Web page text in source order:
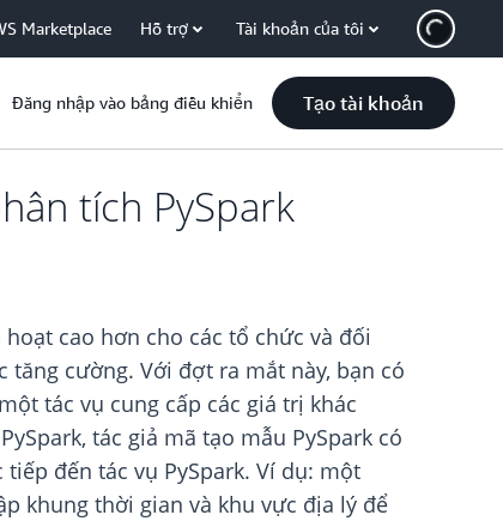
Marketplace Hỗ trợ Tài khoản của tôi
Đăng nhập vào bảng điều khiển Tạo tài khoản
tích PySpark
cao hơn cho các tổ chức và đối
cường. Với đợt ra mắt này, bạn có
tác vụ cung cấp các giá trị khác
tác giả mã tạo mẫu PySpark có
đến tác vụ PySpark. Ví dụ: một
khung thời gian và khu vực địa lý để